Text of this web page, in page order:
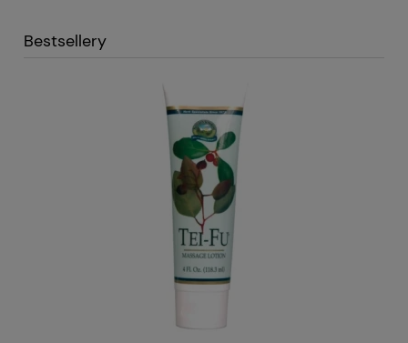
Bestsellery